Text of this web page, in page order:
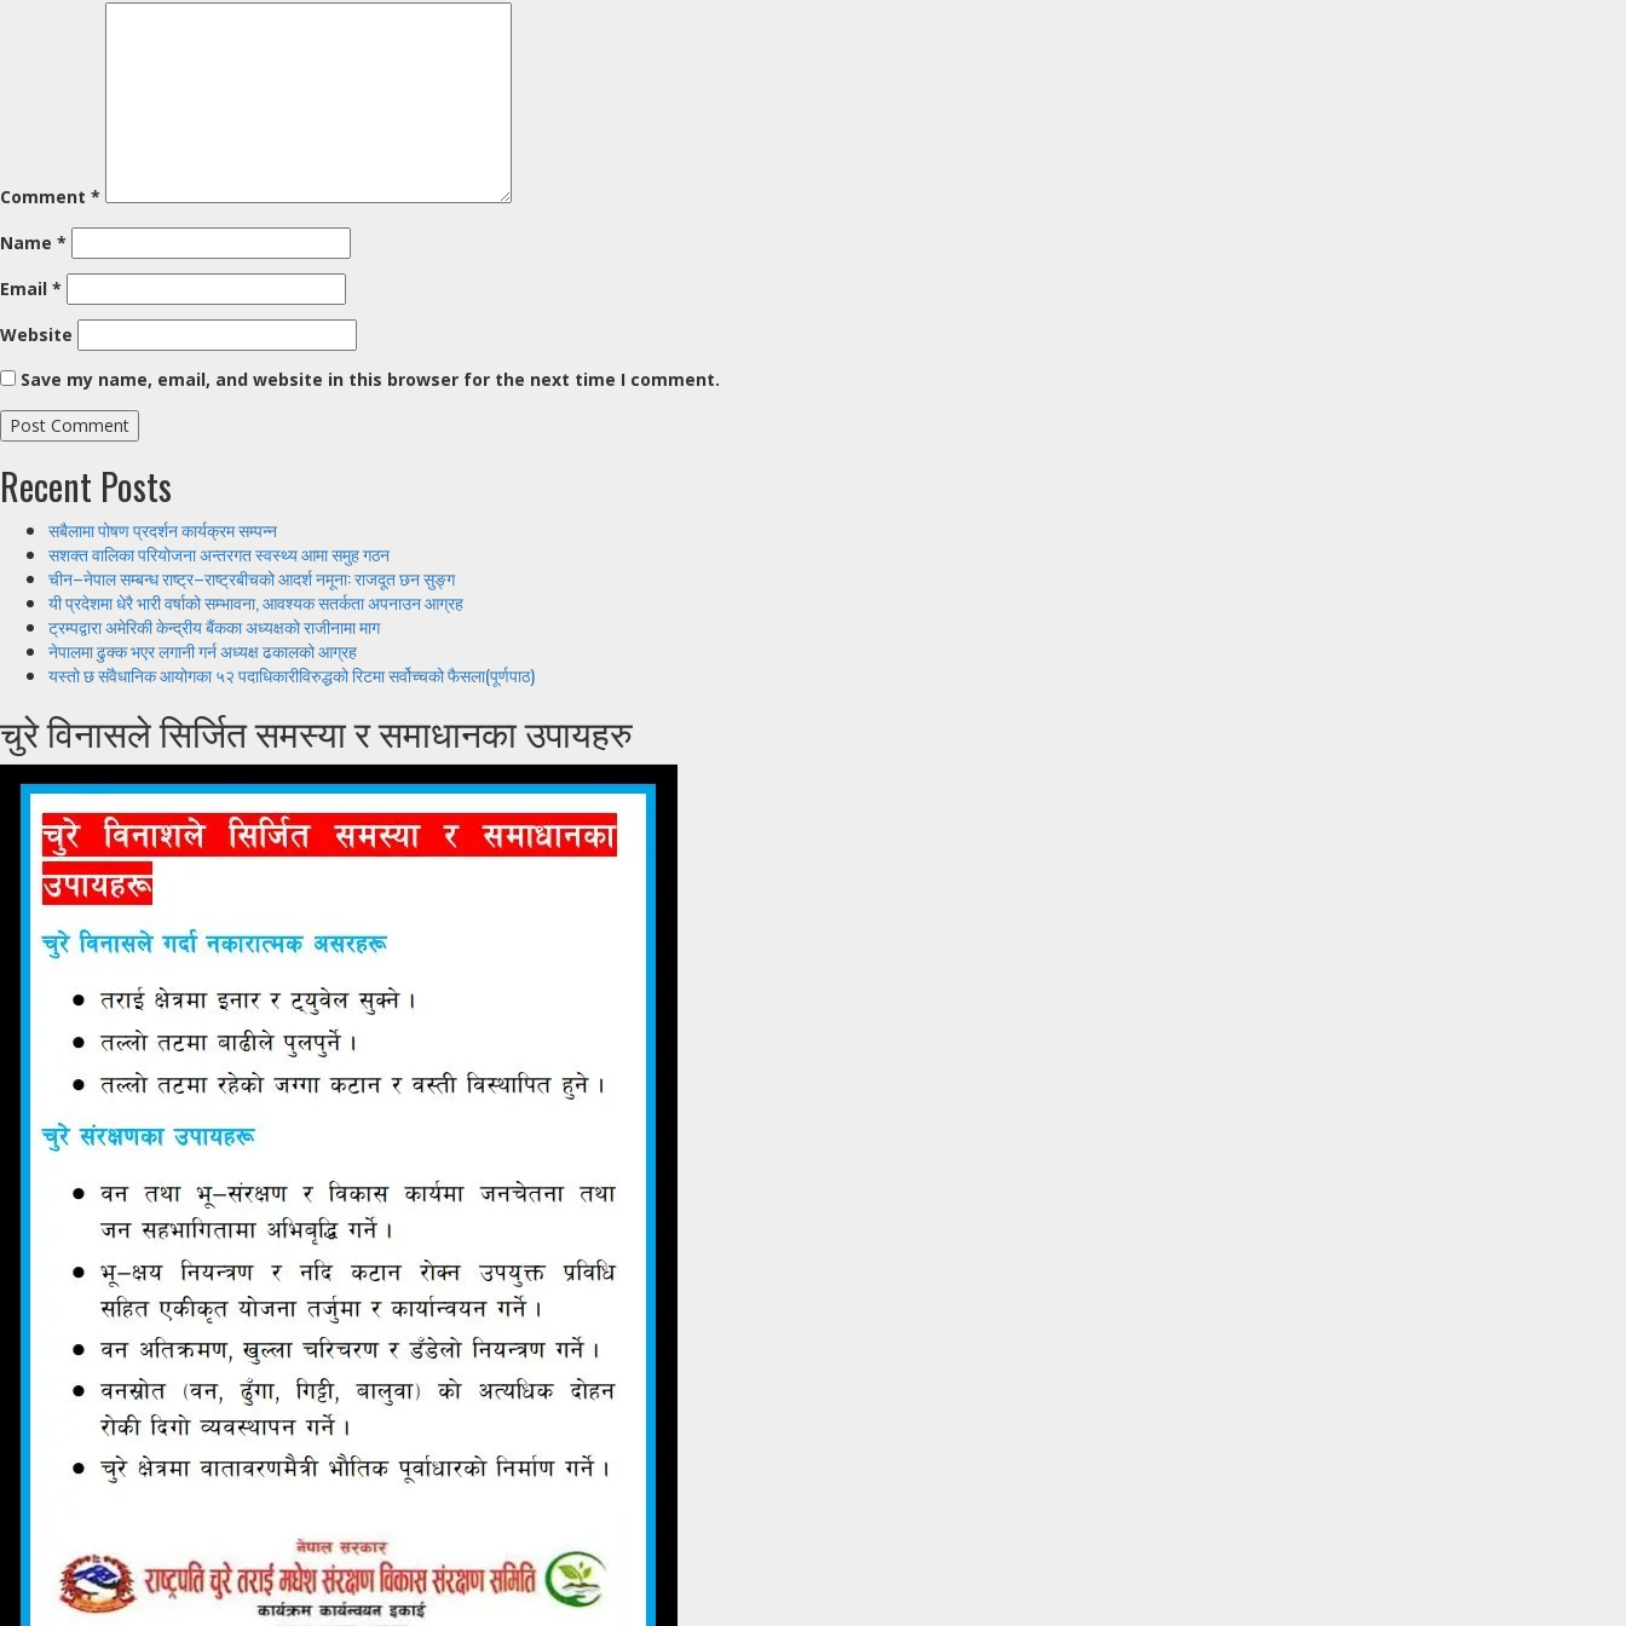
Comment *
Name *
Email *
Website
Save my name, email, and website in this browser for the next time I comment.
Recent Posts
सबैलामा पोषण प्रदर्शन कार्यक्रम सम्पन्न
सशक्त वालिका परियोजना अन्तरगत स्वस्थ्य आमा समुह गठन
चीन–नेपाल सम्बन्ध राष्ट्र–राष्ट्रबीचको आदर्श नमूना: राजदूत छन सुङ्ग
यी प्रदेशमा धेरै भारी वर्षाको सम्भावना, आवश्यक सतर्कता अपनाउन आग्रह
ट्रम्पद्वारा अमेरिकी केन्द्रीय बैंकका अध्यक्षको राजीनामा माग
नेपालमा ढुक्क भएर लगानी गर्न अध्यक्ष ढकालको आग्रह
यस्तो छ संवैधानिक आयोगका ५२ पदाधिकारीविरुद्धको रिटमा सर्वोच्चको फैसला(पूर्णपाठ)
चुरे विनासले सिर्जित समस्या र समाधानका उपायहरु